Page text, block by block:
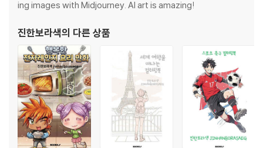
22. 아네모네 (*Anemone*)
23. 에델바이스 (*Edelweiss*)
24. 수선화 (*Narcissus*)
25. 마가렛 (*Marguerite Daisy*)
26. 패랭이꽃 (*Pink (Dianthus)*)
27. 패션플라워 / 시계꽃 (*Passion Flower*)
28. 마리골드 (*Marigold*)
29. 코스모스 (*Cosmos*)
30. 나팔꽃 (*Morning Glory*)
ing images with Midjourney. AI art is amazing!
진한보라색의 다른 상품